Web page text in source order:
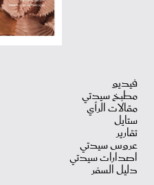
فيديو
مطبخ سيدتي
مقالات الرأي
ستايل
تقارير
عروس سيدتي
اصدارات سيدتي
دليل السفر